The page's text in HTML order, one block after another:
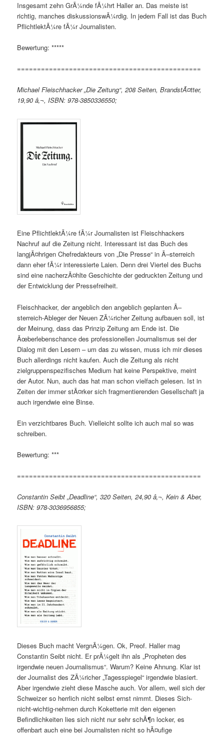
Insgesamt zehn GrÃ¼nde fÃ¼hrt Haller an. Das meiste ist
richtig, manches diskussionswÃ¼rdig. In jedem Fall ist das Buch
PflichtlektÃ¼re fÃ¼r Journalisten.
Bewertung: *****
==============================================
Michael Fleischhacker „Die Zeitung“, 208 Seiten, BrandstÃ¤tter,
19,90 â‚¬, ISBN: 978-3850336550;
Eine PflichtlektÃ¼re fÃ¼r Journalisten ist Fleischhackers
Nachruf auf die Zeitung nicht. Interessant ist das Buch des
langjÃ¤hrigen Chefredakteurs von „Die Presse“ in Ã–sterreich
dann eher fÃ¼r interessierte Laien. Denn drei Viertel des Buchs
sind eine nacherzÃ¤hlte Geschichte der gedruckten Zeitung und
der Entwicklung der Pressefreiheit.
Fleischhacker, der angeblich den angeblich geplanten Ã–
sterreich-Ableger der Neuen ZÃ¼richer Zeitung aufbauen soll, ist
der Meinung, dass das Prinzip Zeitung am Ende ist. Die
Ãœberlebenschance des professionellen Journalismus sei der
Dialog mit den Lesern – um das zu wissen, muss ich mir dieses
Buch allerdings nicht kaufen. Auch die Zeitung als nicht
zielgruppenspezifisches Medium hat keine Perspektive, meint
der Autor. Nun, auch das hat man schon vielfach gelesen. Ist in
Zeiten der immer stÃ¤rker sich fragmentierenden Gesellschaft ja
auch irgendwie eine Binse.
Ein verzichtbares Buch. Vielleicht sollte ich auch mal so was
schreiben.
Bewertung: ***
==============================================
Constantin Seibt „Deadline“, 320 Seiten, 24,90 â‚¬, Kein & Aber,
ISBN: 978-3036956855;
Dieses Buch macht VergnÃ¼gen. Ok, Preof. Haller mag
Constantin Seibt nicht. Er prÃ¼gelt ihn als „Propheten des
irgendwie neuen Journalismus“. Warum? Keine Ahnung. Klar ist
der Journalist des ZÃ¼richer „Tagesspiegel“ irgendwie blasiert.
Aber irgendwie zieht diese Masche auch. Vor allem, weil sich der
Schweizer so herrlich nicht selbst ernst nimmt. Dieses Sich-
nicht-wichtig-nehmen durch Koketterie mit den eigenen
Befindlichkeiten lies sich nicht nur sehr schÃ¶n locker, es
offenbart auch eine bei Journalisten nicht so hÃ¤ufige